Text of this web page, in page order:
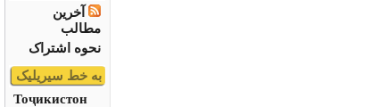
آخرین
مطالب
نحوه اشتراک
به خط سیریلیک
Тоҷикистон